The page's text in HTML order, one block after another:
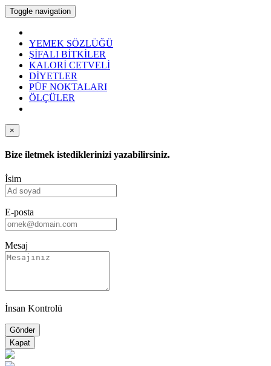
Toggle navigation
YEMEK SÖZLÜĞÜ
ŞİFALI BİTKİLER
KALORİ CETVELİ
DİYETLER
PÜF NOKTALARI
ÖLÇÜLER
×
Bize iletmek istediklerinizi yazabilirsiniz.
İsim
E-posta
Mesaj
İnsan Kontrolü
Kapat